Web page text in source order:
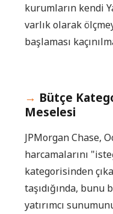
kurumların kendi
varlık olarak
başlaması
Bütçe
Meselesi
JPMorgan Chase,
harcamalarını
kategorisinden
taşıdığında,
yatırımcı